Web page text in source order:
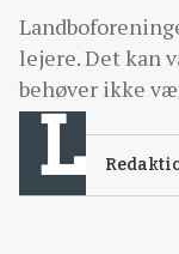
lejere. Det kan
behøver ikke